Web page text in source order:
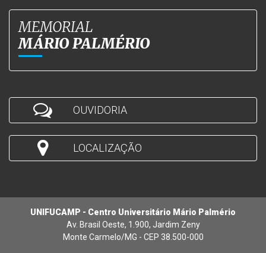
MEMORIAL
MÁRIO PALMÉRIO
OUVIDORIA
LOCALIZAÇÃO
UNIFUCAMP - Centro Universitário Mário Palmério
Av. Brasil Oeste, 1.900, Jardim Zeny
Monte Carmelo/MG - CEP 38.500-000